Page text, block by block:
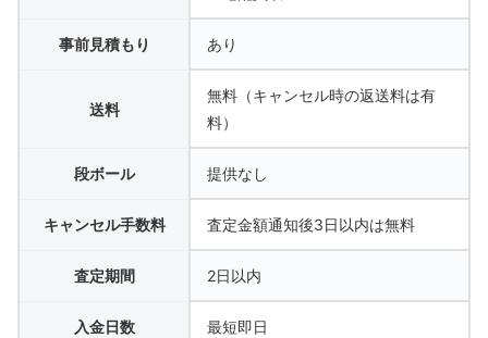
事前見積もり あり
送料
無料（キャンセル時の返送料は有
料）
段ボール 提供なし
キャンセル手数料 査定金額通知後3日以内は無料
査定期間 2日以内
入金日数 最短即日